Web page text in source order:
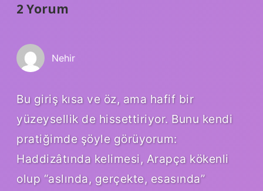
2 Yorum
Nehir
Bu giriş kısa ve öz, ama hafif bir
yüzeysellik de hissettiriyor. Bunu kendi
pratiğimde şöyle görüyorum:
Haddizâtında kelimesi, Arapça kökenli
olup “aslında, gerçekte, esasında”